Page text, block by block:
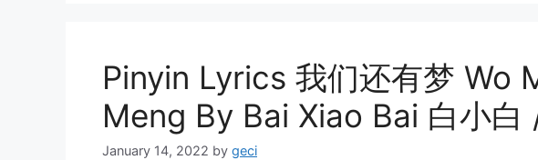
Pinyin Lyrics 我们还有梦 Wo
Meng By Bai Xiao Bai 白小白
January 14, 2022 by geci